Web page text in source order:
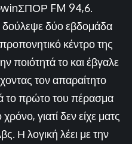
FM 94,6.
δούλεψε δύο εβδομάδα
κέντρο της
ποιότητά το και έβγαλε
τον απαραίτητο
το πρώτο του πέρασμα
γιατί δεν είχε ματς
Η λογική λέει με την